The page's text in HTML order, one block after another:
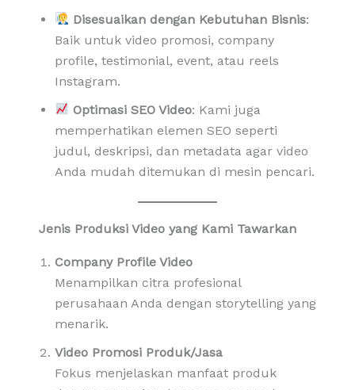
Disesuaikan dengan Kebutuhan Bisnis:
Baik untuk video promosi, company
profile, testimonial, event, atau reels
Instagram.
Optimasi SEO Video: Kami juga
memperhatikan elemen SEO seperti
judul, deskripsi, dan metadata agar video
Anda mudah ditemukan di mesin pencari.
Jenis Produksi Video yang Kami Tawarkan
Company Profile Video
Menampilkan citra profesional
perusahaan Anda dengan storytelling yang
menarik.
Video Promosi Produk/Jasa
Fokus menjelaskan manfaat produk